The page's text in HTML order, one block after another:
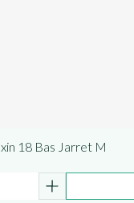
18 Bas Jarret M